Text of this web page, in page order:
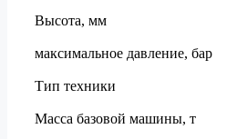
Высота, мм
максимальное давление, бар
Тип техники
Масса базовой машины, т